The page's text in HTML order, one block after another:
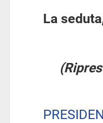
La